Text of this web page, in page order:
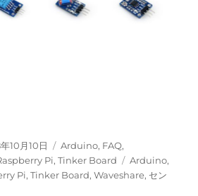
9467” の
10月10日
カ
テ
ゴ
Arduino, FAQ,
Pi,Tinker Board
タ
グ
Arduino,
Pi,Tinker Board,Waveshare, セン